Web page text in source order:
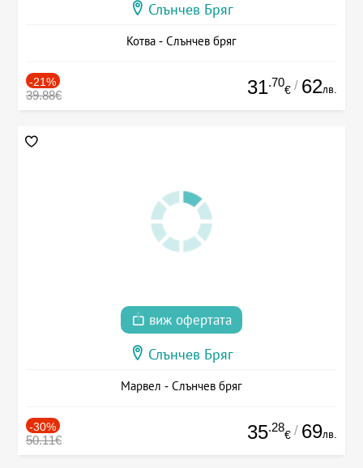
Слънчев Бряг
Котва - Слънчев бряг
-21%
39.88€ 31.70
€ / 62лв.
виж офертата
Слънчев Бряг
Марвел - Слънчев бряг
-30%
50.11€ 35.28
€ / 69лв.